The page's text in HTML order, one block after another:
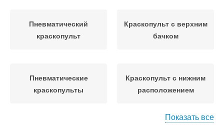
Пневматический
краскопульт
Краскопульт с верхним
бачком
Пневматические
краскопульты
Краскопульт с нижним
расположением
Показать все